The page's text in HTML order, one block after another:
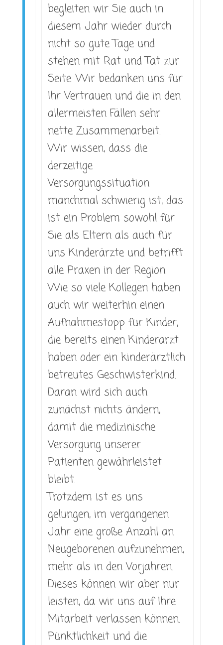
begleiten wir Sie auch in
diesem Jahr wieder durch
nicht so gute Tage und
stehen mit Rat und Tat zur
Seite. Wir bedanken uns für
Ihr Vertrauen und die in den
allermeisten Fällen sehr
nette Zusammenarbeit.
Wir wissen, dass die
derzeitige
Versorgungssituation
manchmal schwierig ist, das
ist ein Problem sowohl für
Sie als Eltern als auch für
uns Kinderärzte und betrifft
alle Praxen in der Region.
Wie so viele Kollegen haben
auch wir weiterhin einen
Aufnahmestopp für Kinder,
die bereits einen Kinderarzt
haben oder ein kinderärztlich
betreutes Geschwisterkind.
Daran wird sich auch
zunächst nichts ändern,
damit die medizinische
Versorgung unserer
Patienten gewährleistet
bleibt.
Trotzdem ist es uns
gelungen, im vergangenen
Jahr eine große Anzahl an
Neugeborenen aufzunehmen,
mehr als in den Vorjahren.
Dieses können wir aber nur
leisten, da wir uns auf Ihre
Mitarbeit verlassen können.
Pünktlichkeit und die